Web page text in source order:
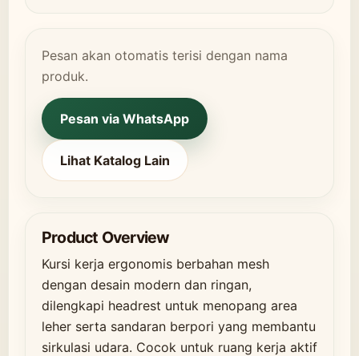
Pesan akan otomatis terisi dengan nama
produk.
Pesan via WhatsApp
Lihat Katalog Lain
Product Overview
Kursi kerja ergonomis berbahan mesh
dengan desain modern dan ringan,
dilengkapi headrest untuk menopang area
leher serta sandaran berpori yang membantu
sirkulasi udara. Cocok untuk ruang kerja aktif